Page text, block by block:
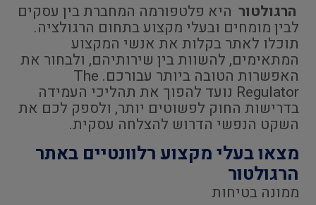
הרגולטור היא פלטפורמה המחברת בין עסקים
לבין מומחים ובעלי מקצוע בתחום הרגולציה.
תוכלו לאתר בקלות את אנשי המקצוע
המתאימים, להשוות בין שירותיהם, ולבחור את
האפשרות הטובה ביותר עבורכם. The
Regulator נועד להפוך את תהליכי העמידה
בדרישות החוק לפשוטים יותר, ולספק לכם את
השקט הנפשי הדרוש להצלחה עסקית.
מצאו בעלי מקצוע רלוונטיים באתר
הרגולטור
ממונה בטיחות